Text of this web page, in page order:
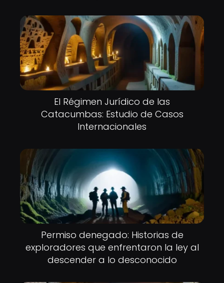
El Régimen Jurídico de las
Catacumbas: Estudio de Casos
Internacionales
Permiso denegado: Historias de
exploradores que enfrentaron la ley al
descender a lo desconocido